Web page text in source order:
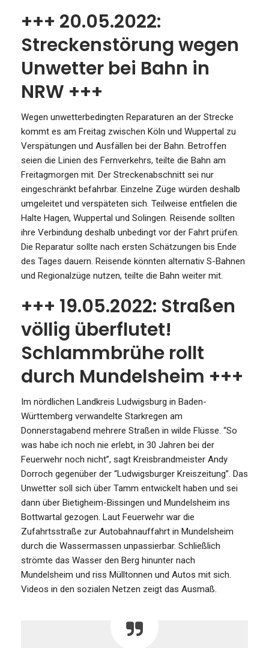
+++ 20.05.2022:
Streckenstörung wegen
Unwetter bei Bahn in
NRW +++
Wegen unwetterbedingten Reparaturen an der Strecke
kommt es am Freitag zwischen Köln und Wuppertal zu
Verspätungen und Ausfällen bei der Bahn. Betroffen
seien die Linien des Fernverkehrs, teilte die Bahn am
Freitagmorgen mit. Der Streckenabschnitt sei nur
eingeschränkt befahrbar. Einzelne Züge würden deshalb
umgeleitet und verspäteten sich. Teilweise entfielen die
Halte Hagen, Wuppertal und Solingen. Reisende sollten
ihre Verbindung deshalb unbedingt vor der Fahrt prüfen.
Die Reparatur sollte nach ersten Schätzungen bis Ende
des Tages dauern. Reisende könnten alternativ S-Bahnen
und Regionalzüge nutzen, teilte die Bahn weiter mit.
+++ 19.05.2022: Straßen
völlig überflutet!
Schlammbrühe rollt
durch Mundelsheim +++
Im nördlichen Landkreis Ludwigsburg in Baden-
Württemberg verwandelte Starkregen am
Donnerstagabend mehrere Straßen in wilde Flüsse. “So
was habe ich noch nie erlebt, in 30 Jahren bei der
Feuerwehr noch nicht”, sagt Kreisbrandmeister Andy
Dorroch gegenüber der “Ludwigsburger Kreiszeitung”. Das
Unwetter soll sich über Tamm entwickelt haben und sei
dann über Bietigheim-Bissingen und Mundelsheim ins
Bottwartal gezogen. Laut Feuerwehr war die
Zufahrtsstraße zur Autobahnauffahrt in Mundelsheim
durch die Wassermassen unpassierbar. Schließlich
strömte das Wasser den Berg hinunter nach
Mundelsheim und riss Mülltonnen und Autos mit sich.
Videos in den sozialen Netzen zeigt das Ausmaß.